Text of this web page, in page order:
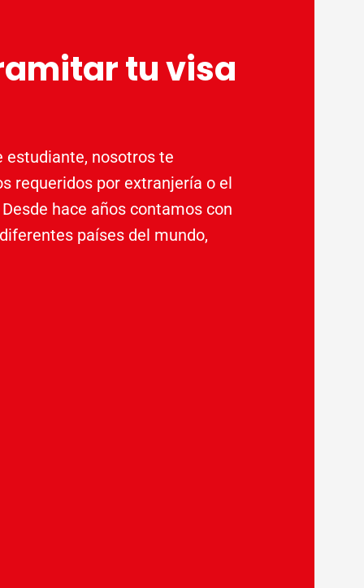
tu visa
estudiante, nosotros te
requeridos por extranjería o el
hace años contamos con
países del mundo,